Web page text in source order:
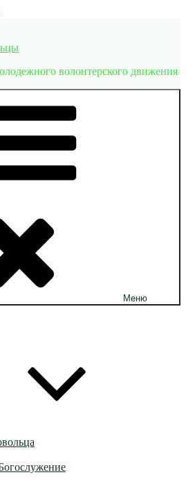
волонтерского движения
Меню